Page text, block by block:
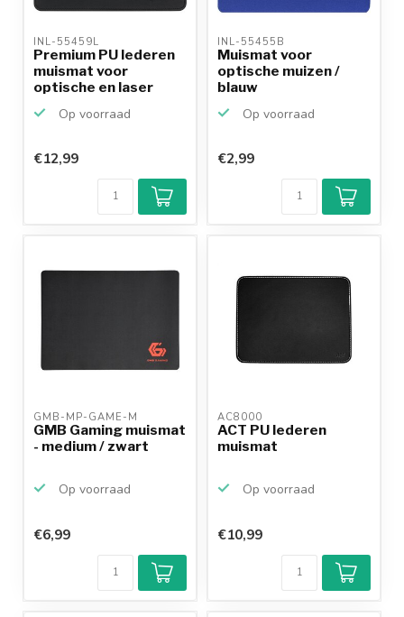
INL-55459L
Premium PU lederen
muismat voor
optische en laser
Op voorraad
€12,99
INL-55455B
Muismat voor
optische muizen /
blauw
Op voorraad
€2,99
GMB-MP-GAME-M
GMB Gaming muismat
- medium / zwart
Op voorraad
€6,99
AC8000
ACT PU lederen
muismat
Op voorraad
€10,99